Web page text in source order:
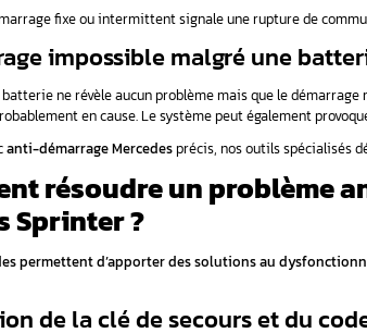
1.1. Les composants
Le fonctionnement système antidémarrage
Transpondeur: puce électronique
Module EIS (Electronic Ignition Switch)
Calculateur moteur
: vérifie la
Antenne de réception: située dans le
À chaque insertion de clé, le système